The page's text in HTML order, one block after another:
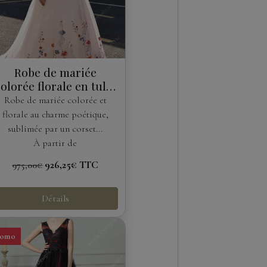
Robe de mariée
florale en tulle
avec corset brodé
Robe de mariée colorée et
florale au charme poétique,
sublimée par un corset...
À partir de
975,00€ 926,25€TTC
Détails